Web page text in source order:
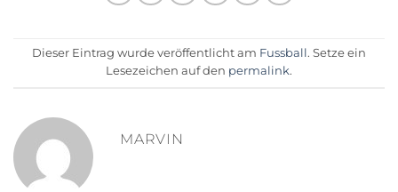
Dieser Eintrag wurde veröffentlicht am Fussball. Setze ein
Lesezeichen auf den permalink.
MARVIN